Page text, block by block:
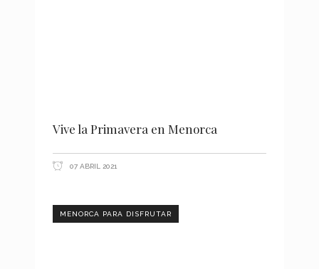
Vive la Primavera en Menorca
07 ABRIL 2021
MENORCA PARA DISFRUTAR